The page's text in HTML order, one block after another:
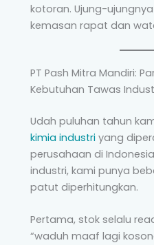
kotoran. Ujung-
kemasan rapat dan
PT Pash Mitra Mandiri:
Kebutuhan Tawas
Udah puluhan tahun
kimia industri yang
perusahaan di
industri, kami punya
patut diperhitungkan.
Pertama, stok selalu
“waduh maaf lagi